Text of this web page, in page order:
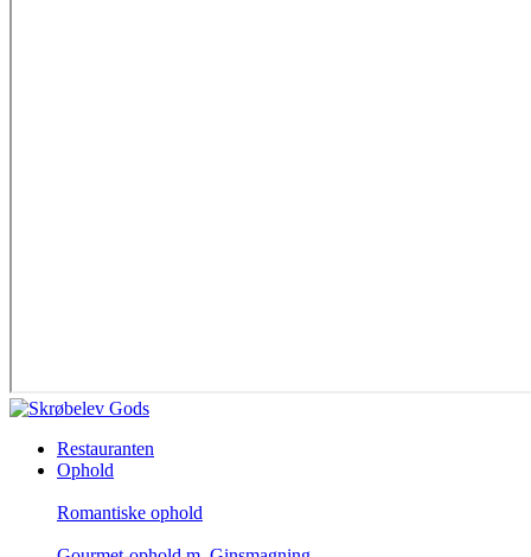
Restauranten
Ophold
Romantiske ophold